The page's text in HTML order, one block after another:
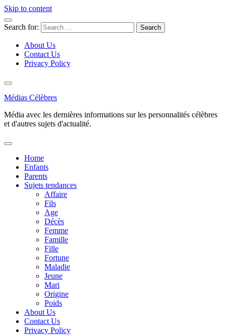
Skip to content
Search for:
About Us
Contact Us
Privacy Policy
Médias Célèbres
Média avec les dernières informations sur les personnalités célèbres
et d'autres sujets d'actualité.
Home
Enfants
Parents
Sujets tendances
Affaire
Fils
Age
Décès
Femme
Famille
Fille
Fortune
Maladie
Jeune
Mari
Origine
Poids
About Us
Contact Us
Privacy Policy